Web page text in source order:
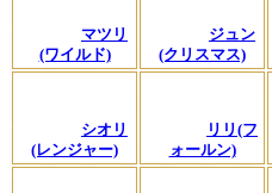
マツリ
(ワイルド)
ジュン
(クリスマス)
シオリ
(レンジャー)
リリ(フ
ォールン)